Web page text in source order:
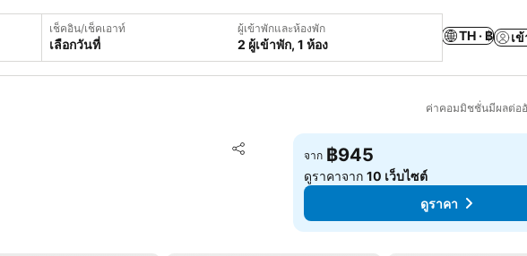
เช็คอิน/เช็คเอาท์
เลือกวันที่
ผู้เข้าพักและห้องพัก
2 ผู้เข้าพัก, 1 ห้อง
TH · ฿ เ
ค่าคอมมิชชั่นมีผลต่อ
แชร์
เพิ่มในรายการโปรด
จาก ฿945
ดูราคาจาก10 เว็บไซต์
ดูราคา